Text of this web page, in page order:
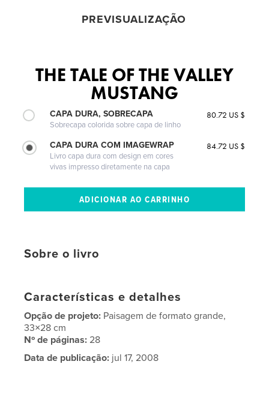
PREVISUALIZAÇÃO
THE TALE OF THE VALLEY
MUSTANG
CAPA DURA, SOBRECAPA
Sobrecapa colorida sobre capa de linho
80.72 US $
CAPA DURA COM IMAGEWRAP
Livro capa dura com design em cores
vivas impresso diretamente na capa
84.72 US $
Sobre o livro
Características e detalhes
Opção de projeto: Paisagem de formato grande,
33×28 cm
Nº de páginas:28
Data de publicação: jul 17, 2008